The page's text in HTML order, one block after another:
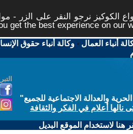
الكوكيز نرجو النقر على الزر -
get the best experience on our
أنباء العمال -وكالة أنباء حقوق
والعدالة الاجتماعية للجميع"
أعلام في الفكر والثقافة
هنا لاستخدام الموقع البديل